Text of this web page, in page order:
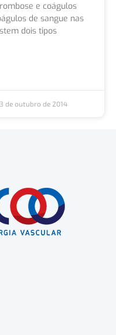
e coágulos
de sangue nas
dois tipos
de outubro de 2014